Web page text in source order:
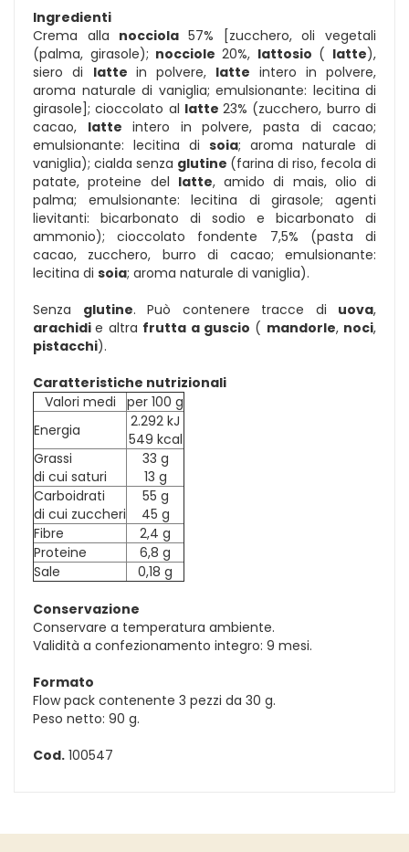
Ingredienti
Crema alla nocciola57% [zucchero, oli vegetali
(palma, girasole); nocciole20%, lattosio ( latte),
siero di latte in polvere, latte intero in polvere,
aroma naturale di vaniglia; emulsionante: lecitina di
girasole]; cioccolato al latte23% (zucchero, burro di
cacao, latte intero in polvere, pasta di cacao;
emulsionante: lecitina di soia; aroma naturale di
vaniglia); cialda senza glutine (farina di riso, fecola di
patate, proteine del latte, amido di mais, olio di
palma; emulsionante: lecitina di girasole; agenti
lievitanti: bicarbonato di sodio e bicarbonato di
ammonio); cioccolato fondente 7,5% (pasta di
cacao, zucchero, burro di cacao; emulsionante:
lecitina di soia; aroma naturale di vaniglia).
Senza glutine. Può contenere tracce di uova,
arachidie altra frutta a guscio ( mandorle, noci,
pistacchi).
Caratteristiche nutrizionali
Valori medi
per 100 g
Energia
2.292 kJ
549 kcal
Grassi
di cui saturi
33 g
13 g
Carboidrati
di cui zuccheri
55 g
45 g
Fibre
2,4 g
Proteine
6,8 g
Sale
0,18 g
Conservazione
Conservare a temperatura ambiente.
Validità a confezionamento integro: 9 mesi.
Formato
Flow pack contenente 3 pezzi da 30 g.
Peso netto: 90 g.
Cod. 100547